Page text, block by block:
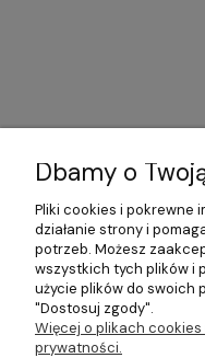
©2026 Wszelkie Prawa
Wyposażenie
Dbamy o
Pliki cookies i pokrewne
działanie strony i
potrzeb. Możesz
wszystkich tych plików i
użycie plików do swoich
"Dostosuj zgody".
Więcej o plikach
prywatności.